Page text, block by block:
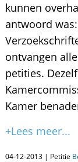
kunnen
antwoord
ontvangen
petities.
Kamer
+Lees meer...
04-12-2013 | Petitie